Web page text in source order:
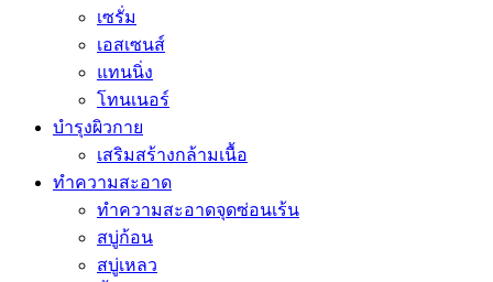
เซรั่ม
เอสเซนส์
แทนนิ่ง
โทนเนอร์
บำรุงผิวกาย
เสริมสร้างกล้ามเนื้อ
ทำความสะอาด
ทำความสะอาดจุดซ่อนเร้น
สบู่ก้อน
สบู่เหลว